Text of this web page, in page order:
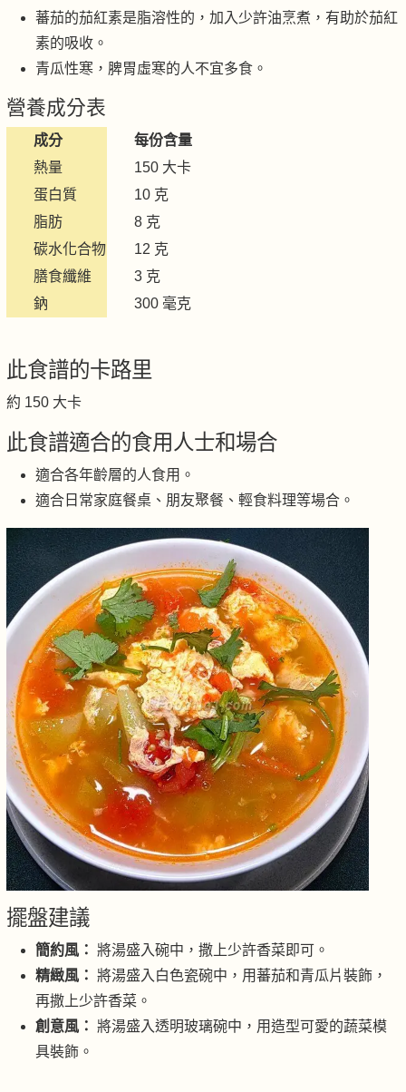
蕃茄的茄紅素是脂溶性的，加入少許油烹煮，有助於茄紅
素的吸收。
青瓜性寒，脾胃虛寒的人不宜多食。
營養成分表
成分
每份含量
熱量
150 大卡
蛋白質
10 克
脂肪
8 克
碳水化合物
12 克
膳食纖維
3 克
鈉
300 毫克
此食譜的卡路里
約 150 大卡
此食譜適合的食用人士和場合
適合各年齡層的人食用。
適合日常家庭餐桌、朋友聚餐、輕食料理等場合。
擺盤建議
簡約風： 將湯盛入碗中，撒上少許香菜即可。
精緻風： 將湯盛入白色瓷碗中，用蕃茄和青瓜片裝飾，
再撒上少許香菜。
創意風： 將湯盛入透明玻璃碗中，用造型可愛的蔬菜模
具裝飾。